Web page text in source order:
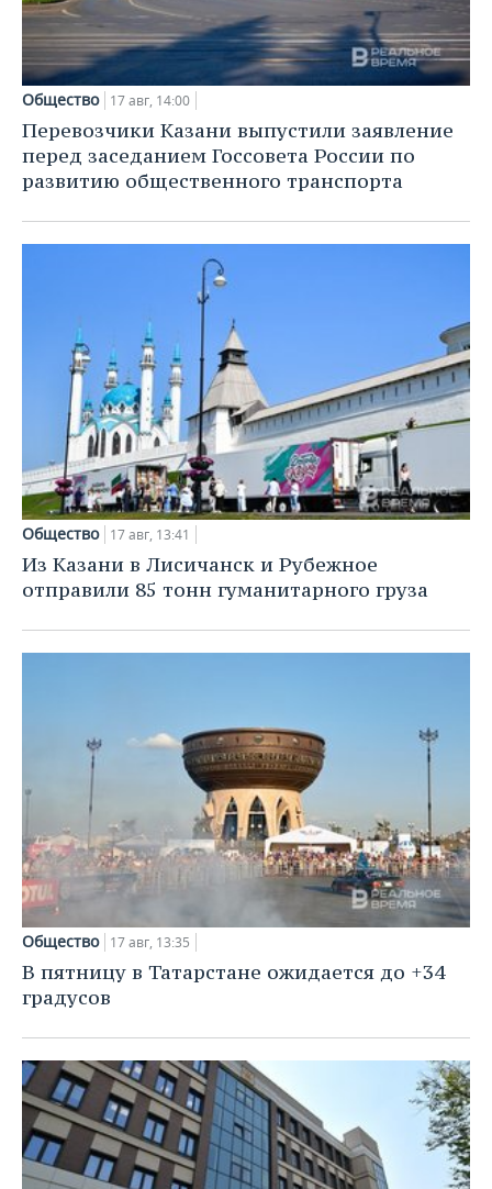
Общество 17 авг, 14:00
Перевозчики Казани выпустили заявление
перед заседанием Госсовета России по
развитию общественного транспорта
Общество 17 авг, 13:41
Из Казани в Лисичанск и Рубежное
отправили 85 тонн гуманитарного груза
Общество 17 авг, 13:35
В пятницу в Татарстане ожидается до +34
градусов